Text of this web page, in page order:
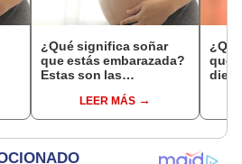
¿Qué significa soñar
que estás embarazada?
Estas son las
comunesLEER MÁS
que